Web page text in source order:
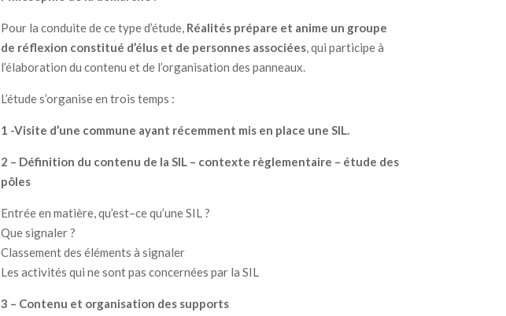
Pour la conduite de ce type d’étude, Réalités prépare et anime un groupe
de réflexion constitué d’élus et de personnes associées, qui participe à
l’élaboration du contenu et de l’organisation des panneaux.
L’étude s’organise en trois temps :
1 -Visite d’une commune ayant récemment mis en place une SIL.
2 – Définition du contenu de la SIL – contexte règlementaire – étude des
pôles
Entrée en matière, qu’est–ce qu’une SIL ?
Que signaler ?
Classement des éléments à signaler
Les activités qui ne sont pas concernées par la SIL
3 – Contenu et organisation des supports